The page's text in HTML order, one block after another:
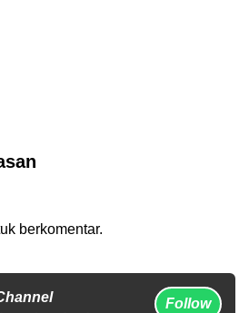
berkomentar.
Follow